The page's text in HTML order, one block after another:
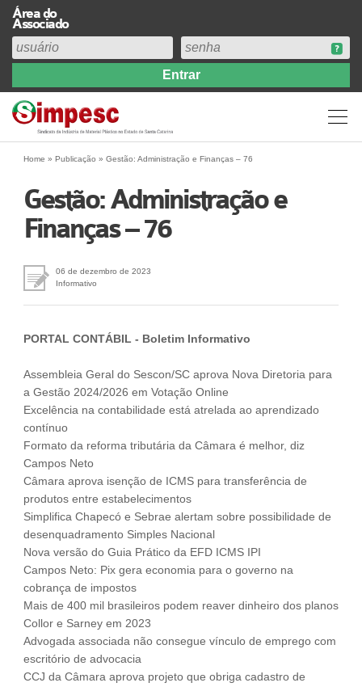
Área do
Associado
Institucional
Perfil
Diretoria
Abrangência
Contribuição Sindical 2026
Prestação de Contas
Central de Comunicação
Fale Conosco
NOSSAS ASSOCIADAS
SEJA UM ASSOCIADO
VAGAS
Home » Publicação » Gestão: Administração e Finanças – 76
Gestão: Administração e
Finanças – 76
06 de dezembro de 2023
Informativo
PORTAL CONTÁBIL - Boletim Informativo
Assembleia Geral do Sescon/SC aprova Nova Diretoria para
a Gestão 2024/2026 em Votação Online
Excelência na contabilidade está atrelada ao aprendizado
contínuo
Formato da reforma tributária da Câmara é melhor, diz
Campos Neto
Câmara aprova isenção de ICMS para transferência de
produtos entre estabelecimentos
Simplifica Chapecó e Sebrae alertam sobre possibilidade de
desenquadramento Simples Nacional
Nova versão do Guia Prático da EFD ICMS IPI
Campos Neto: Pix gera economia para o governo na
cobrança de impostos
Mais de 400 mil brasileiros podem reaver dinheiro dos planos
Collor e Sarney em 2023
Advogada associada não consegue vínculo de emprego com
escritório de advocacia
CCJ da Câmara aprova projeto que obriga cadastro de